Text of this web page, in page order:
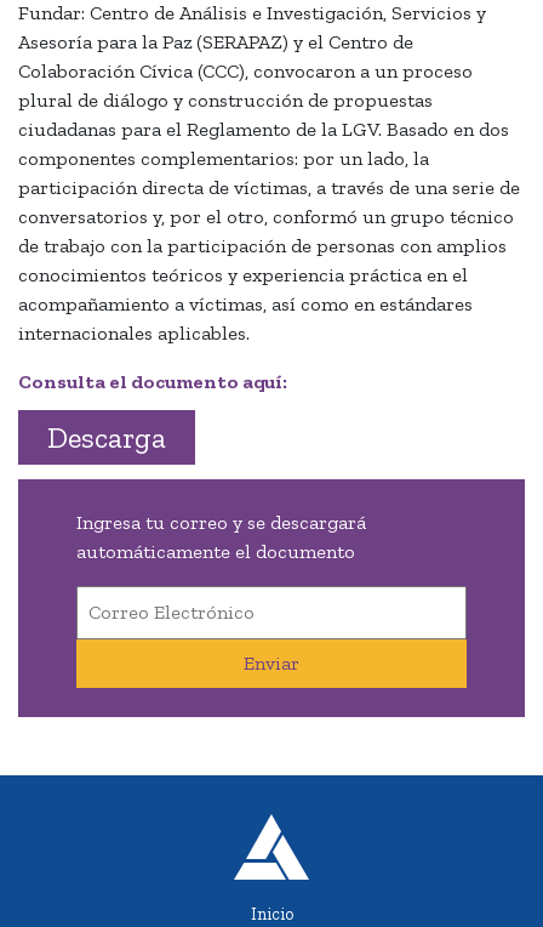
Fundar: Centro de Análisis e Investigación, Servicios y
Asesoría para la Paz (SERAPAZ) y el Centro de
Colaboración Cívica (CCC), convocaron a un proceso
plural de diálogo y construcción de propuestas
ciudadanas para el Reglamento de la LGV. Basado en dos
componentes complementarios: por un lado, la
participación directa de víctimas, a través de una serie de
conversatorios y, por el otro, conformó un grupo técnico
de trabajo con la participación de personas con amplios
conocimientos teóricos y experiencia práctica en el
acompañamiento a víctimas, así como en estándares
internacionales aplicables.
Consulta el documento aquí:
Descarga
Ingresa tu correo y se descargará
automáticamente el documento
Enviar
Inicio